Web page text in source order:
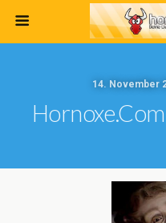
14. November